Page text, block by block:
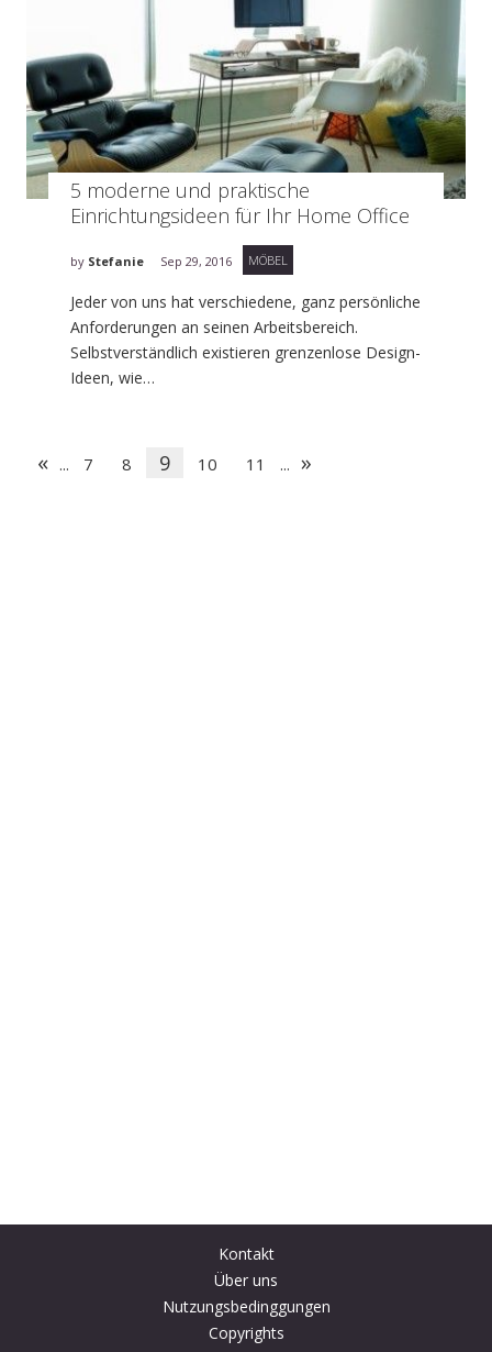
5 moderne und praktische
Einrichtungsideen für Ihr Home Office
by Stefanie Sep 29, 2016 MÖBEL
Jeder von uns hat verschiedene, ganz persönliche
Anforderungen an seinen Arbeitsbereich.
Selbstverständlich existieren grenzenlose Design-
Ideen, wie…
« ... 7 8 9 10 11 ... »
Kontakt
Über uns
Nutzungsbedinggungen
Copyrights